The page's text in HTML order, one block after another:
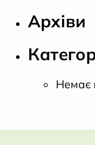
Архіви
Немає